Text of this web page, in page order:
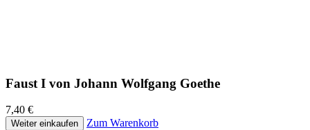
Faust I von Johann Wolfgang Goethe
7,40 €
Weiter einkaufen Zum Warenkorb